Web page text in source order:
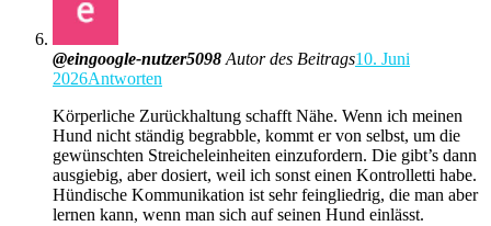
@eingoogle-nutzer5098 Autor des Beitrags10. Juni
2026Antworten
Körperliche Zurückhaltung schafft Nähe. Wenn ich meinen
Hund nicht ständig begrabble, kommt er von selbst, um die
gewünschten Streicheleinheiten einzufordern. Die gibt’s dann
ausgiebig, aber dosiert, weil ich sonst einen Kontrolletti habe.
Hündische Kommunikation ist sehr feingliedrig, die man aber
lernen kann, wenn man sich auf seinen Hund einlässt.